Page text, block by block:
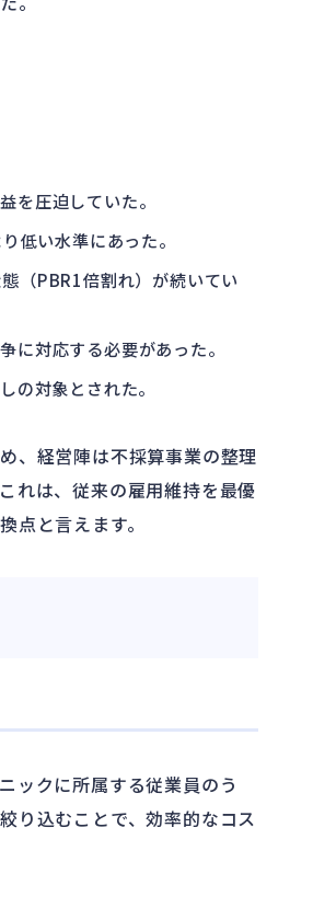
を圧迫していた。
低い水準にあった。
（PBR1倍割れ）が続いてい
に対応する必要があった。
の対象とされた。
、経営陣は不採算事業の整理
れは、従来の雇用維持を最優
点と言えます。
ックに所属する従業員のう
り込むことで、効率的なコス